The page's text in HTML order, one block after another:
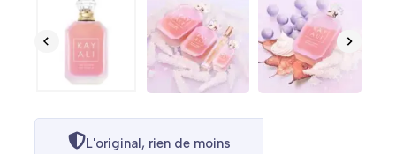
L'original, rien de moins